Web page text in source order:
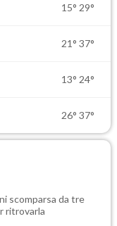
15° 29°
21° 37°
13° 24°
26° 37°
scomparsa da tre
ritrovarla